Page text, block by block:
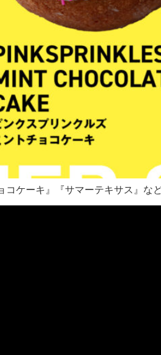
ケーキ』『サマーテキサス』など